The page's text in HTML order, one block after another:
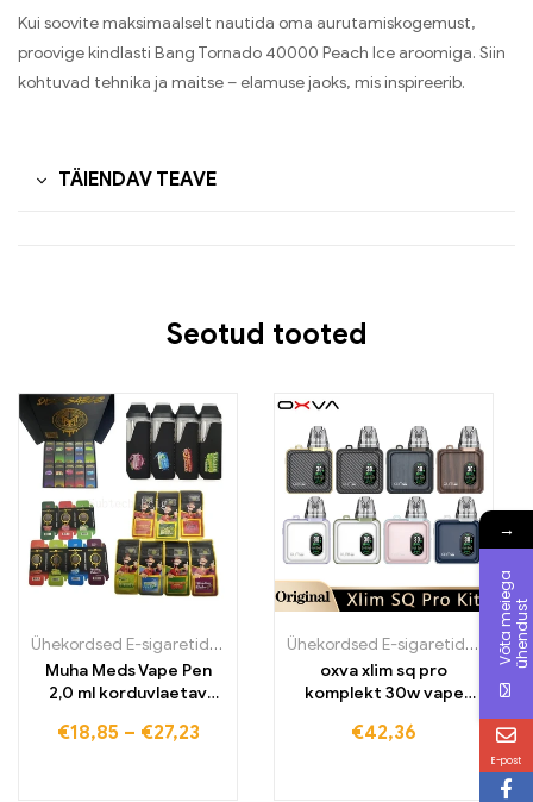
Kui soovite maksimaalselt nautida oma aurutamiskogemust,
proovige kindlasti Bang Tornado 40000 Peach Ice aroomiga. Siin
kohtuvad tehnika ja maitse – elamuse jaoks, mis inspireerib.
TÄIENDAV TEAVE
Seotud tooted
Ühekordsed E-sigaretid
,Ühekordsed E-sigaretid Eestis,
Muha Meds Vape Pen
2,0 ml korduvlaetav
€18,85 – €27,23
Ühekordsed E-sigaretid
,
oxva xlim sq pro
komplekt 30w vape
€42,36
→
V
õ
t
a
m
ei
e
g
a
ü
h
e
n
d
u
st
E-post